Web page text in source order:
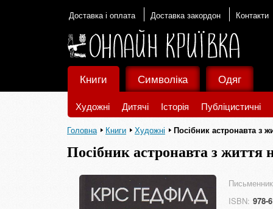
Доставка і оплата Доставка закордон Контакти
Книги
Художні Дитячі Історія Публіцистичні
Символіка Одяг
Головна Книги Художні Посібник астронавта з
Посібник астронавта з життя
ISBN: 978-